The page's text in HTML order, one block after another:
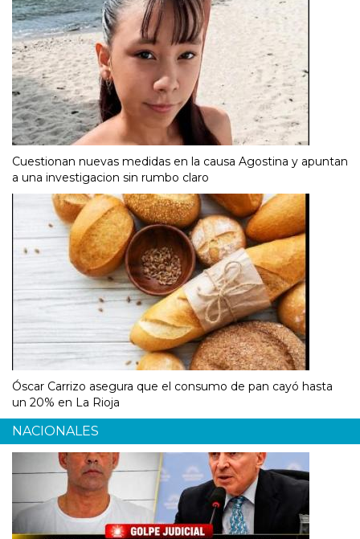
Cuestionan nuevas medidas en la causa Agostina y apuntan
a una investigacion sin rumbo claro
Óscar Carrizo asegura que el consumo de pan cayó hasta
un 20% en La Rioja
NACIONALES